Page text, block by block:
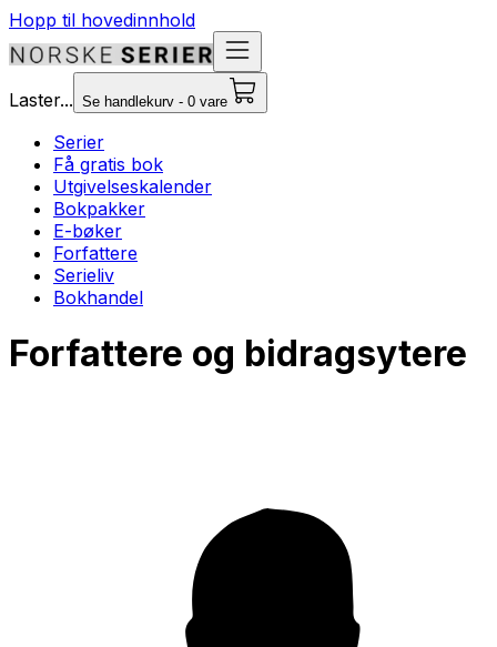
Hopp til hovedinnhold
Laster... Se handlekurv - 0 vare
Serier
Få gratis bok
Utgivelseskalender
Bokpakker
E-bøker
Forfattere
Serieliv
Bokhandel
Forfattere og bidragsytere